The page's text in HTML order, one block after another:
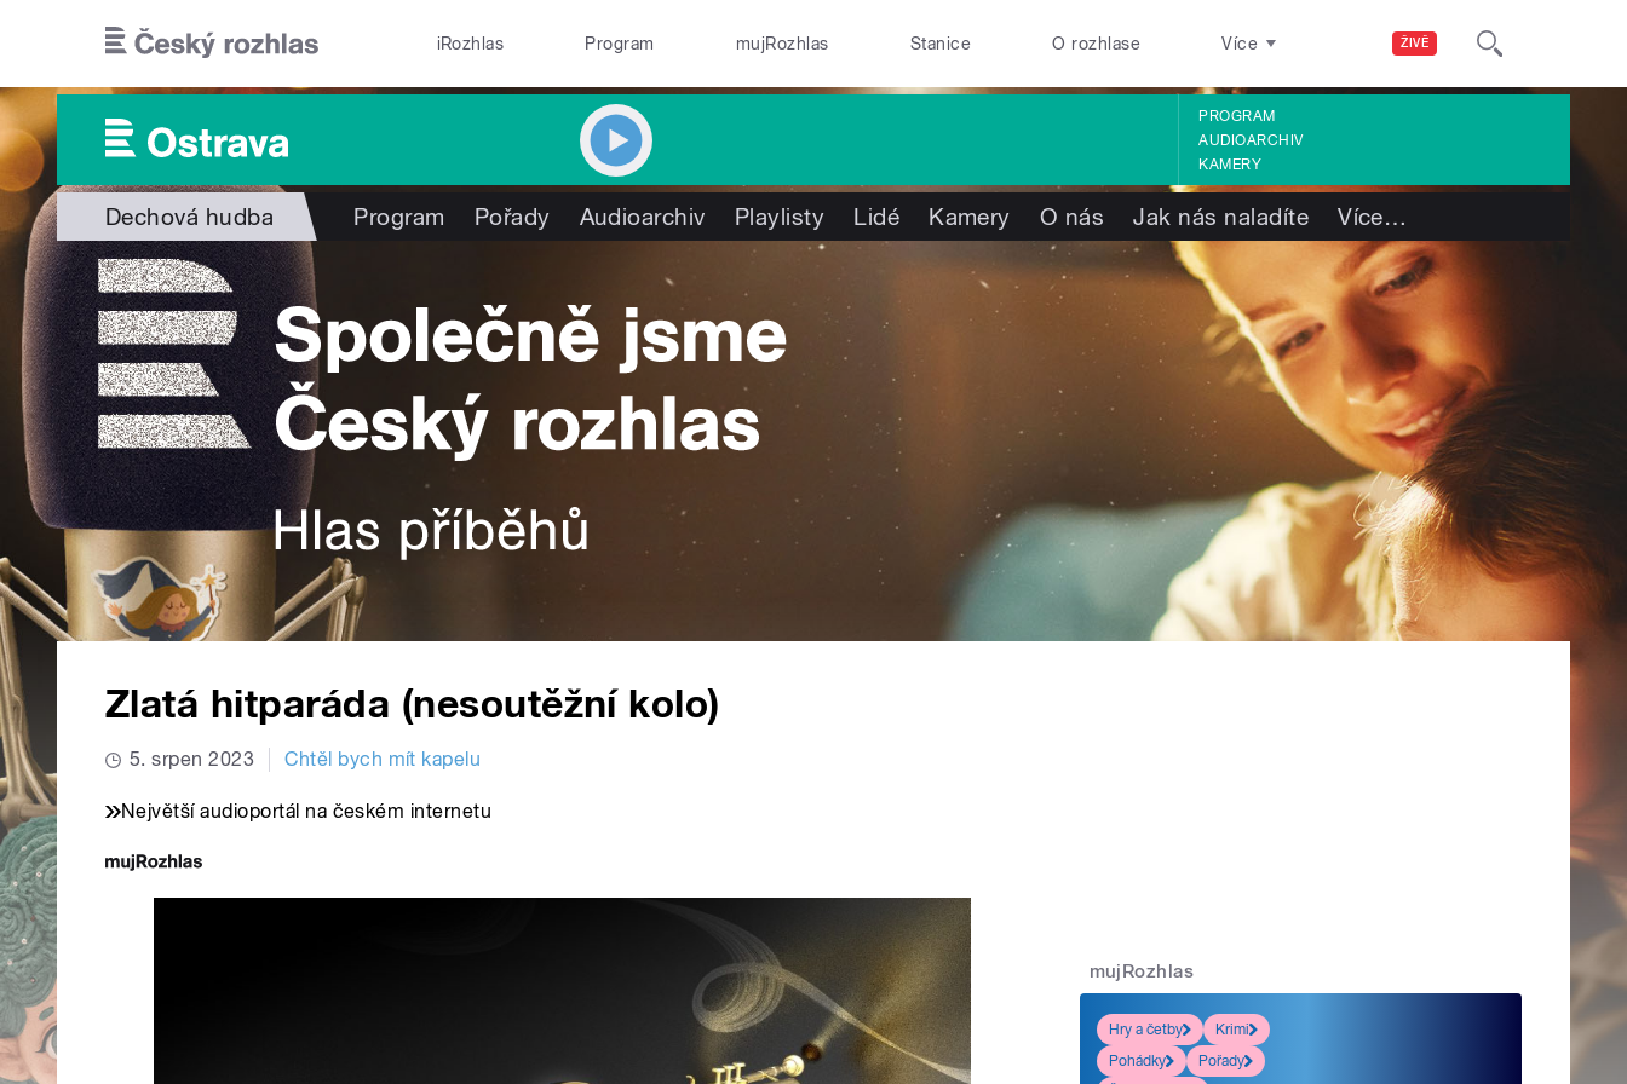
ŽIVĚ
iRozhlas Program mujRozhlas Stanice O rozhlase Více
PROGRAM
AUDIOARCHIV
KAMERY
Dechová hudba Program Pořady Audioarchiv Playlisty Lidé Kamery O nás Jak nás naladíte Více…
Zlatá hitparáda (nesoutěžní kolo)
5. srpen 2023 Chtěl bych mít kapelu
Největší audioportál na českém internetu
mujRozhlas
Hry a četby
Krimi
Pohádky
Pořady